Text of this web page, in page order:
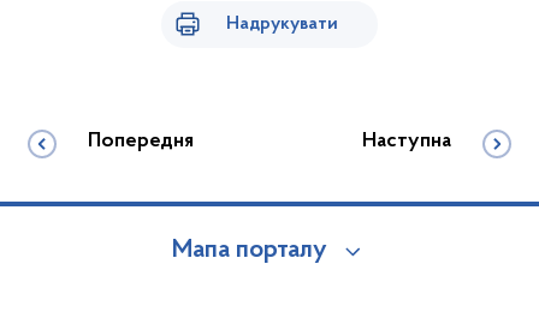
Надрукувати
Попередня Наступна
Мапа порталу